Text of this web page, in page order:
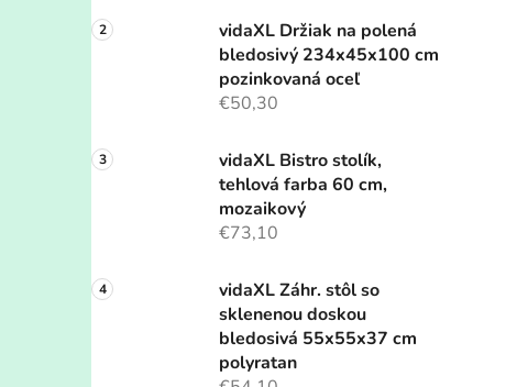
vidaXL Držiak na polená
bledosivý 234x45x100 cm
pozinkovaná oceľ
€50,30
vidaXL Bistro stolík,
tehlová farba 60 cm,
mozaikový
€73,10
vidaXL Záhr. stôl so
sklenenou doskou
bledosivá 55x55x37 cm
polyratan